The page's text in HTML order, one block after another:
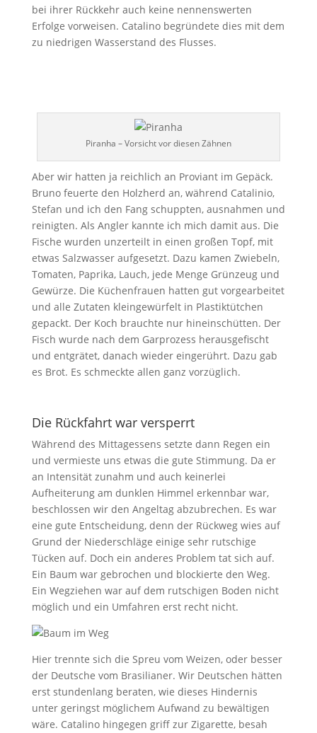
bei ihrer Rückkehr auch keine nennenswerten
Erfolge vorweisen. Catalino begründete dies mit dem
zu niedrigen Wasserstand des Flusses.
Piranha – Vorsicht vor diesen Zähnen
Aber wir hatten ja reichlich an Proviant im Gepäck.
Bruno feuerte den Holzherd an, während Catalinio,
Stefan und ich den Fang schuppten, ausnahmen und
reinigten. Als Angler kannte ich mich damit aus. Die
Fische wurden unzerteilt in einen großen Topf, mit
etwas Salzwasser aufgesetzt. Dazu kamen Zwiebeln,
Tomaten, Paprika, Lauch, jede Menge Grünzeug und
Gewürze. Die Küchenfrauen hatten gut vorgearbeitet
und alle Zutaten kleingewürfelt in Plastiktütchen
gepackt. Der Koch brauchte nur hineinschütten. Der
Fisch wurde nach dem Garprozess herausgefischt
und entgrätet, danach wieder eingerührt. Dazu gab
es Brot. Es schmeckte allen ganz vorzüglich.
Die Rückfahrt war versperrt
Während des Mittagessens setzte dann Regen ein
und vermieste uns etwas die gute Stimmung. Da er
an Intensität zunahm und auch keinerlei
Aufheiterung am dunklen Himmel erkennbar war,
beschlossen wir den Angeltag abzubrechen. Es war
eine gute Entscheidung, denn der Rückweg wies auf
Grund der Niederschläge einige sehr rutschige
Tücken auf. Doch ein anderes Problem tat sich auf.
Ein Baum war gebrochen und blockierte den Weg.
Ein Wegziehen war auf dem rutschigen Boden nicht
möglich und ein Umfahren erst recht nicht.
Hier trennte sich die Spreu vom Weizen, oder besser
der Deutsche vom Brasilianer. Wir Deutschen hätten
erst stundenlang beraten, wie dieses Hindernis
unter geringst möglichem Aufwand zu bewältigen
wäre. Catalino hingegen griff zur Zigarette, besah